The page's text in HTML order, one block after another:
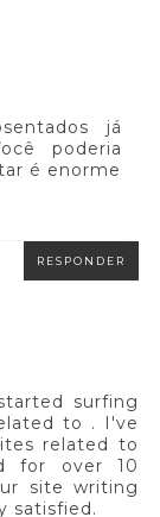
já
poderia
é enorme
RESPONDER
surfing
to . I've
related to
for over 10
site writing
satisfied.